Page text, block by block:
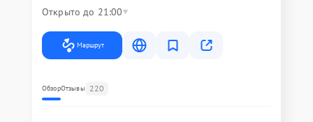
Открыто до 21:00
Маршрут
ОбзорОтзывы 220